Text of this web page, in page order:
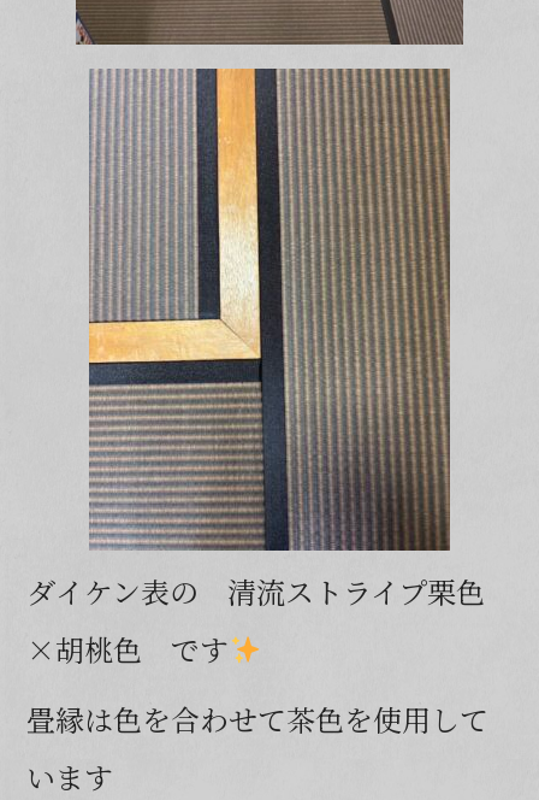
ダイケン表の 清流ストライプ栗色
×胡桃色 です
畳縁は色を合わせて茶色を使用して
います